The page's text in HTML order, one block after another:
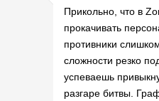
Прикольно, что в
прокачивать
противники
сложности резко
успеваешь
разгаре битвы.